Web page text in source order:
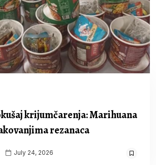
krijumčarenja: Marihuana
rezanaca
July 24, 2026